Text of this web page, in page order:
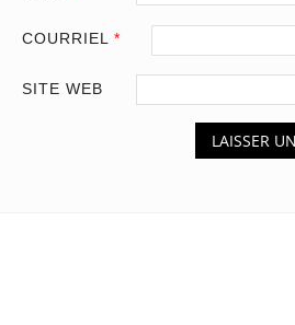
COURRIEL *
SITE WEB